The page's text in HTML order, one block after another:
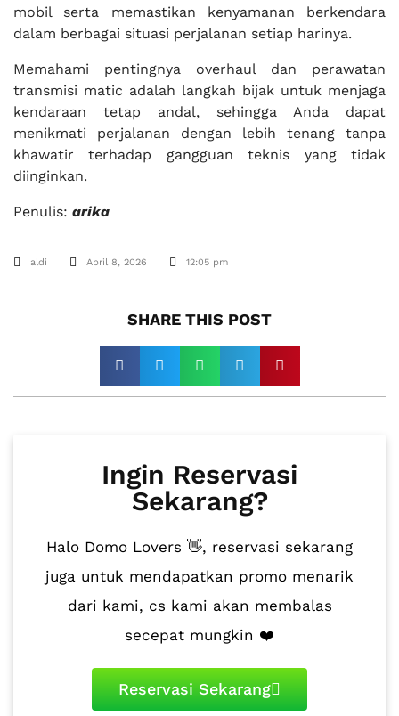
mobil serta memastikan kenyamanan berkendara
dalam berbagai situasi perjalanan setiap harinya.
Memahami pentingnya overhaul dan perawatan
transmisi matic adalah langkah bijak untuk menjaga
kendaraan tetap andal, sehingga Anda dapat
menikmati perjalanan dengan lebih tenang tanpa
khawatir terhadap gangguan teknis yang tidak
diinginkan.
Penulis: arika
aldi April 8, 2026 12:05 pm
SHARE THIS POST​
Ingin Reservasi
Sekarang?
Halo Domo Lovers 👋, reservasi sekarang
juga untuk mendapatkan promo menarik
dari kami, cs kami akan membalas
secepat mungkin ❤️
Reservasi Sekarang